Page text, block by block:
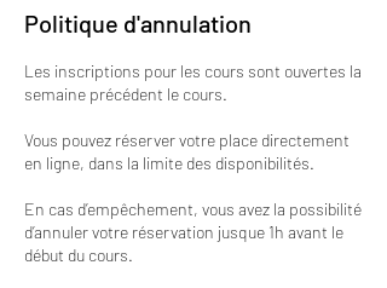
Politique d'annulation
Les inscriptions pour les cours sont ouvertes la
semaine précédent le cours.
Vous pouvez réserver votre place directement
en ligne, dans la limite des disponibilités.
En cas d’empêchement, vous avez la possibilité
d’annuler votre réservation jusque 1h avant le
début du cours.